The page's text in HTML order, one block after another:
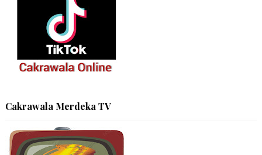
Cakrawala Merdeka TV